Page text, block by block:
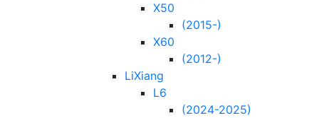
X50
(2015-)
X60
(2012-)
LiXiang
L6
(2024-2025)